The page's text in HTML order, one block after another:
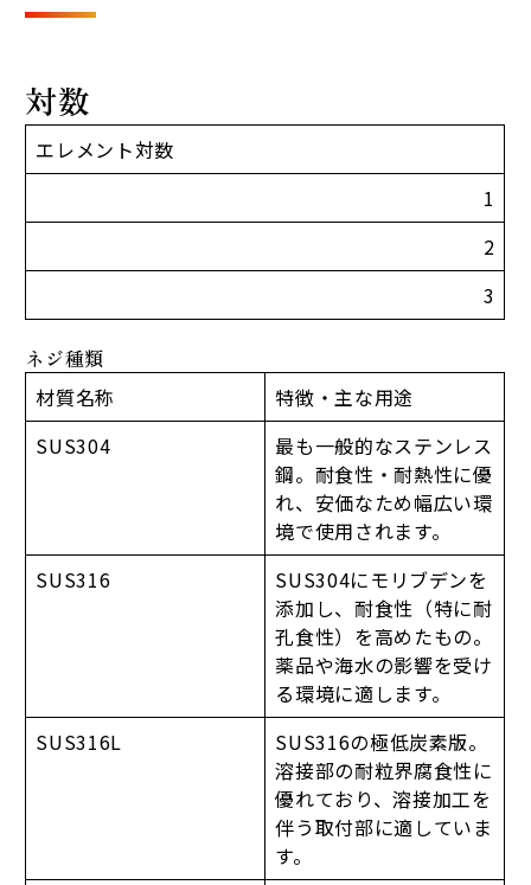
対数
エレメント対数
1
2
3
ネジ種類
材質名称
特徴・主な用途
SUS304
最も一般的なステンレス
鋼。耐食性・耐熱性に優
れ、安価なため幅広い環
境で使用されます。
SUS316
SUS304にモリブデンを
添加し、耐食性（特に耐
孔食性）を高めたもの。
薬品や海水の影響を受け
る環境に適します。
SUS316L
SUS316の極低炭素版。
溶接部の耐粒界腐食性に
優れており、溶接加工を
伴う取付部に適していま
す。